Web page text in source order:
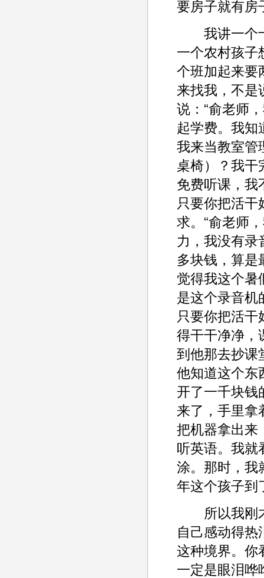
要房子就有房
我讲一个十
一个农村孩子
个班加起来要
来找我，不是
说：“俞老师
起学费。我知
我来当教室管
桌椅）？我干
免费听课，我
只要你把活干
求。“俞老师
力，我没有录
多块钱，算是
觉得我这个暑
是这个录音机
只要你把活干
得干干净净，
到他那去抄课
他知道这个东
开了一千块钱
来了，手里拿
把机器拿出来
听英语。我就
涂。那时，我
年这个孩子到
所以我刚才
自己感动得热
这种境界。你
一定是眼泪哗